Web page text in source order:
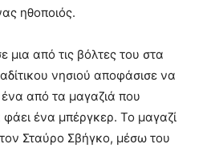
ηθοποιός.
από τις βόλτες του στα
νησιού αποφάσισε να
ένα από τα μαγαζιά που
φάει ένα μπέργκερ. Το μαγαζί
Σταύρο Σβήγκο, μέσω του